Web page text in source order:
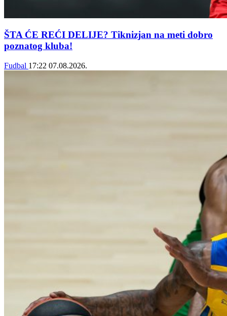
ŠTA ĆE REĆI DELIJE? Tiknizjan na meti dobro
poznatog kluba!
Fudbal 17:22 07.08.2026.